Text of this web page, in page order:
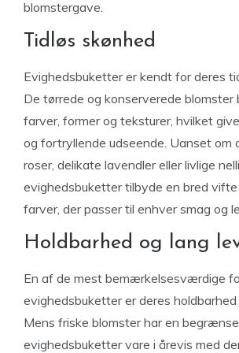
blomstergave.
Tidløs skønhed
Evighedsbuketter er kendt for deres
De tørrede og konserverede blomster
farver, former og teksturer, hvilket
og fortryllende udseende. Uanset om
roser, delikate lavendler eller livlige
evighedsbuketter tilbyde en bred
farver, der passer til enhver smag og
Holdbarhed og lang
En af de mest bemærkelsesværdige
evighedsbuketter er deres
Mens friske blomster har en
evighedsbuketter vare i årevis med